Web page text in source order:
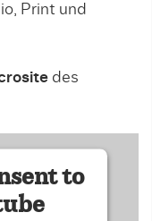
Print und
des
to